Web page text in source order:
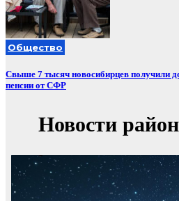
Общество
Свыше 7 тысяч новосибирцев получили
пенсии от СФР